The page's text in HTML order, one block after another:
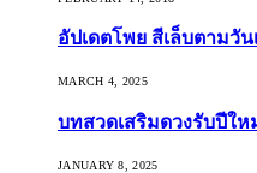
อัปเดตโพย สีเล็บตามวัน
MARCH 4, 2025
บทสวดเสริมดวงรับปีใ
JANUARY 8, 2025